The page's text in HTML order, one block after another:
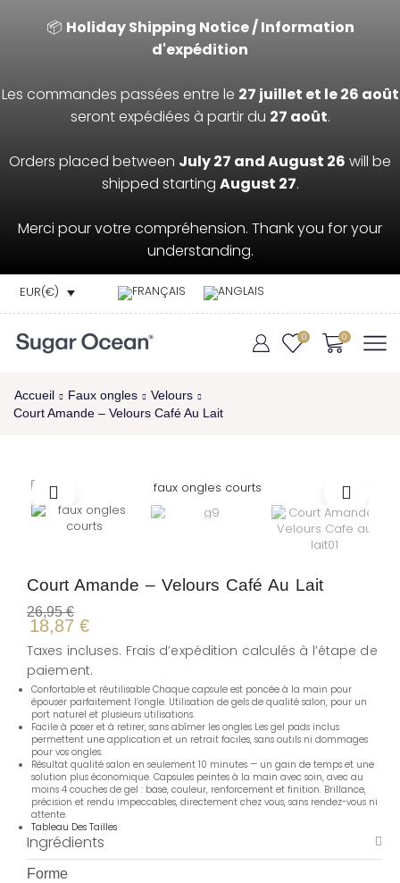
📦 Holiday Shipping Notice / Information
d'expédition
Les commandes passées entre le 27 juillet et le 26 août
seront expédiées à partir du 27 août.
Orders placed between July 27 and August 26 will be
shipped starting August 27.
Merci pour votre compréhension. Thank you for your
understanding.
EUR(€)
0 0
Accueil Faux ongles
Velours
Court Amande – Velours Café Au Lait
Court Amande – Velours Café Au Lait
26,95€
18,87 €
Taxes incluses. Frais d’expédition calculés à l’étape de
paiement.
Confortable et réutilisable Chaque capsule est poncée à la main pour
épouser parfaitement l’ongle. Utilisation de gels de qualité salon, pour un
port naturel et plusieurs utilisations.
Facile à poser et à retirer, sans abîmer les ongles Les gel pads inclus
permettent une application et un retrait faciles, sans outils ni dommages
pour vos ongles.
Résultat qualité salon en seulement 10 minutes — un gain de temps et une
solution plus économique. Capsules peintes à la main avec soin, avec au
moins 4 couches de gel : base, couleur, renforcement et finition. Brillance,
précision et rendu impeccables, directement chez vous, sans rendez-vous ni
attente.
Tableau Des Tailles
Ingrédients
Forme